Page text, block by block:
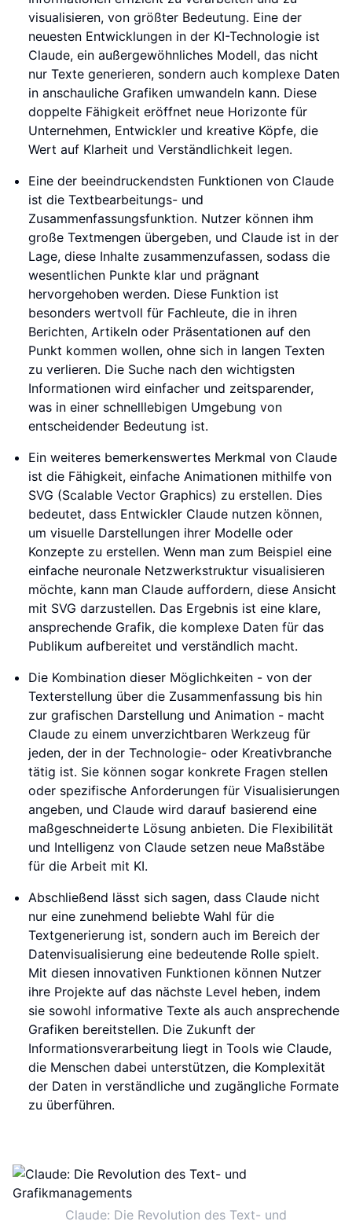
visualisieren, von größter Bedeutung. Eine der
neuesten Entwicklungen in der KI-Technologie ist
Claude, ein außergewöhnliches Modell, das nicht
nur Texte generieren, sondern auch komplexe Daten
in anschauliche Grafiken umwandeln kann. Diese
doppelte Fähigkeit eröffnet neue Horizonte für
Unternehmen, Entwickler und kreative Köpfe, die
Wert auf Klarheit und Verständlichkeit legen.
Eine der beeindruckendsten Funktionen von Claude
ist die Textbearbeitungs- und
Zusammenfassungsfunktion. Nutzer können ihm
große Textmengen übergeben, und Claude ist in der
Lage, diese Inhalte zusammenzufassen, sodass die
wesentlichen Punkte klar und prägnant
hervorgehoben werden. Diese Funktion ist
besonders wertvoll für Fachleute, die in ihren
Berichten, Artikeln oder Präsentationen auf den
Punkt kommen wollen, ohne sich in langen Texten
zu verlieren. Die Suche nach den wichtigsten
Informationen wird einfacher und zeitsparender,
was in einer schnelllebigen Umgebung von
entscheidender Bedeutung ist.
Ein weiteres bemerkenswertes Merkmal von Claude
ist die Fähigkeit, einfache Animationen mithilfe von
SVG (Scalable Vector Graphics) zu erstellen. Dies
bedeutet, dass Entwickler Claude nutzen können,
um visuelle Darstellungen ihrer Modelle oder
Konzepte zu erstellen. Wenn man zum Beispiel eine
einfache neuronale Netzwerkstruktur visualisieren
möchte, kann man Claude auffordern, diese Ansicht
mit SVG darzustellen. Das Ergebnis ist eine klare,
ansprechende Grafik, die komplexe Daten für das
Publikum aufbereitet und verständlich macht.
Die Kombination dieser Möglichkeiten - von der
Texterstellung über die Zusammenfassung bis hin
zur grafischen Darstellung und Animation - macht
Claude zu einem unverzichtbaren Werkzeug für
jeden, der in der Technologie- oder Kreativbranche
tätig ist. Sie können sogar konkrete Fragen stellen
oder spezifische Anforderungen für Visualisierungen
angeben, und Claude wird darauf basierend eine
maßgeschneiderte Lösung anbieten. Die Flexibilität
und Intelligenz von Claude setzen neue Maßstäbe
für die Arbeit mit KI.
Abschließend lässt sich sagen, dass Claude nicht
nur eine zunehmend beliebte Wahl für die
Textgenerierung ist, sondern auch im Bereich der
Datenvisualisierung eine bedeutende Rolle spielt.
Mit diesen innovativen Funktionen können Nutzer
ihre Projekte auf das nächste Level heben, indem
sie sowohl informative Texte als auch ansprechende
Grafiken bereitstellen. Die Zukunft der
Informationsverarbeitung liegt in Tools wie Claude,
die Menschen dabei unterstützen, die Komplexität
der Daten in verständliche und zugängliche Formate
zu überführen.
Claude: Die Revolution des Text- und